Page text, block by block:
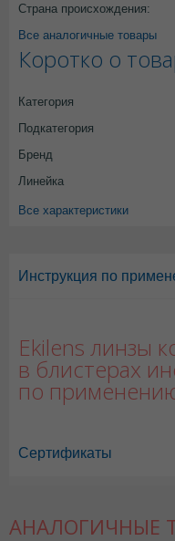
Страна происхождения:
Все аналогичные товары
Коротко о
Категория
Подкатегория
Бренд
Линейка
Все характеристики
Инструкция по
Ekilens линзы
в блистерах
по
Сертификаты
АНАЛОГИЧНЫЕ